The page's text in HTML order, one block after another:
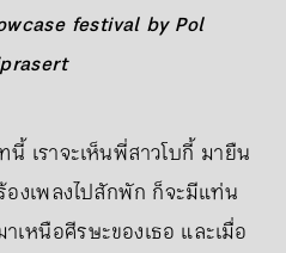
festival by Pol
เราจะเห็นพี่สาวโบกี้ มายืน
องเพลงไปสักพัก ก็จะมีแท่น
หนือศีรษะของเธอ และเมื่อ